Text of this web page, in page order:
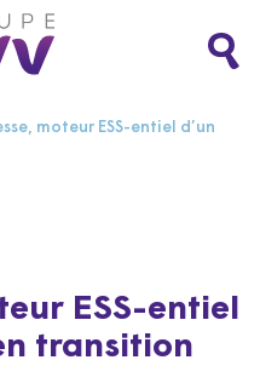
moteur ESS-entiel d’un
ESS-entiel
transition